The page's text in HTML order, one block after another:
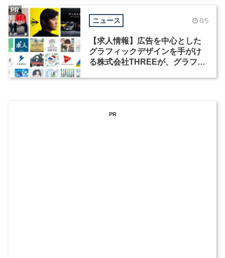
ニュース 8/5
【求人情報】広告を中心とした
グラフィックデザインを手がけ
る株式会社THREEが、グラフィ
PR
PR